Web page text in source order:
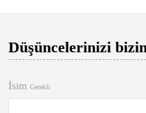
Düşüncelerinizi
İsim Gerekli